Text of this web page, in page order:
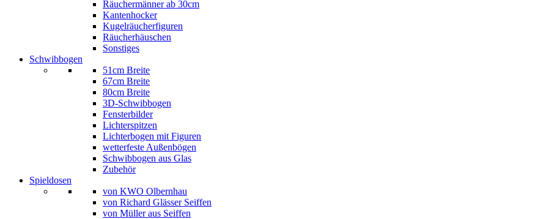
Räuchermänner ab 30cm
Kantenhocker
Kugelräucherfiguren
Räucherhäuschen
Sonstiges
Schwibbogen
51cm Breite
67cm Breite
80cm Breite
3D-Schwibbogen
Fensterbilder
Lichterspitzen
Lichterbogen mit Figuren
wetterfeste Außenbögen
Schwibbogen aus Glas
Zubehör
Spieldosen
von KWO Olbernhau
von Richard Glässer Seiffen
von Müller aus Seiffen